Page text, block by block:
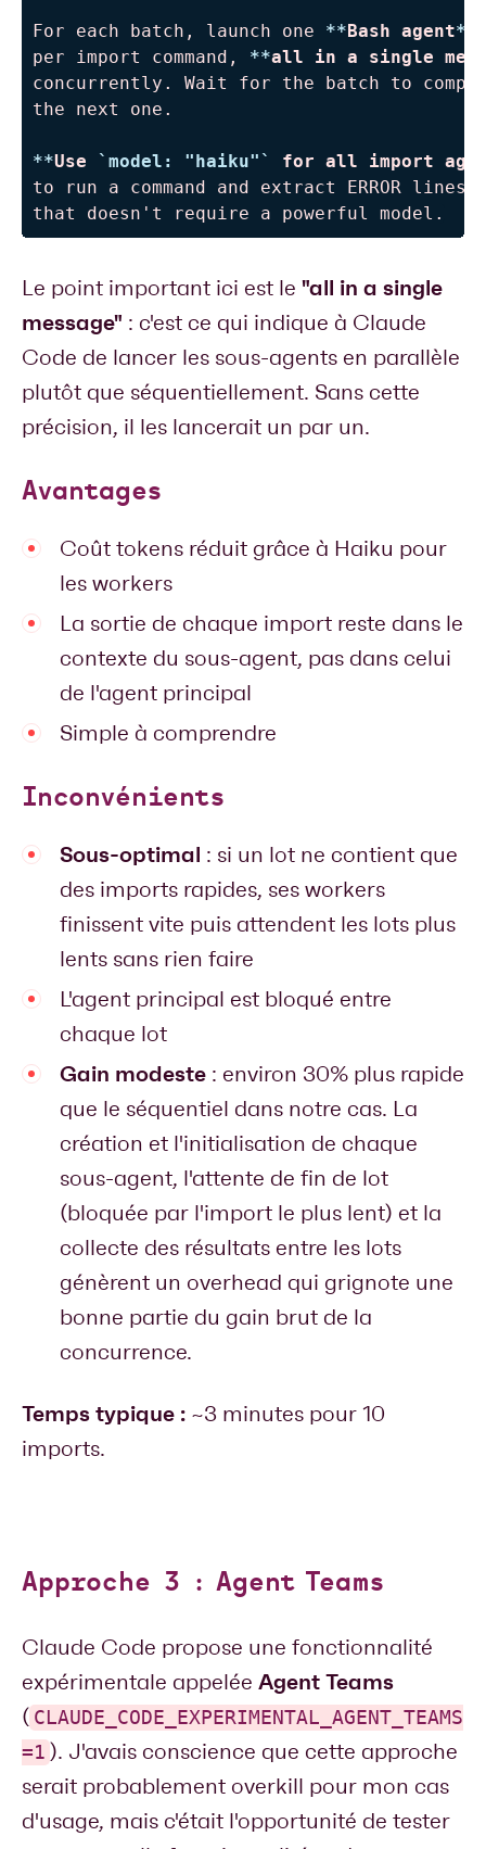
For each batch, launch one **Bash agent**
per import command, **all in a single
concurrently. Wait for the batch to
the next one.
**Use `model: "haiku"`
for all import
to run a command and extract ERROR
that doesn't require a powerful model.
Le point important ici est le "all in a single
message" : c'est ce qui indique à Claude
Code de lancer les sous-agents en parallèle
plutôt que séquentiellement. Sans cette
précision, il les lancerait un par un.
Avantages
Coût tokens réduit grâce à Haiku pour
les workers
La sortie de chaque import reste dans le
contexte du sous-agent, pas dans celui
de l'agent principal
Simple à comprendre
Inconvénients
Sous-optimal : si un lot ne contient que
des imports rapides, ses workers
finissent vite puis attendent les lots plus
lents sans rien faire
L'agent principal est bloqué entre
chaque lot
Gain modeste : environ 30% plus rapide
que le séquentiel dans notre cas. La
création et l'initialisation de chaque
sous-agent, l'attente de fin de lot
(bloquée par l'import le plus lent) et la
collecte des résultats entre les lots
génèrent un overhead qui grignote une
bonne partie du gain brut de la
concurrence.
Temps typique : ~3 minutes pour 10
imports.
Approche 3 : Agent Teams
Claude Code propose une fonctionnalité
expérimentale appelée Agent Teams
( CLAUDE_CODE_EXPERIMENTAL_AGENT_TEAMS
=1 ). J'avais conscience que cette approche
serait probablement overkill pour mon cas
d'usage, mais c'était l'opportunité de tester